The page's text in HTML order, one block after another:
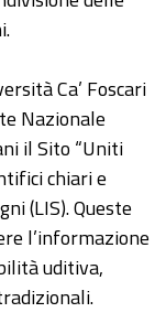
Ca’ Foscari
Nazionale
il Sito “Uniti
chiari e
(LIS). Queste
l’informazione
uditiva,